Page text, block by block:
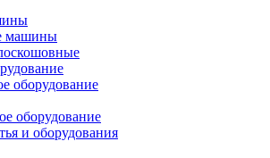
машины
оборудование
оборудование
и оборудования